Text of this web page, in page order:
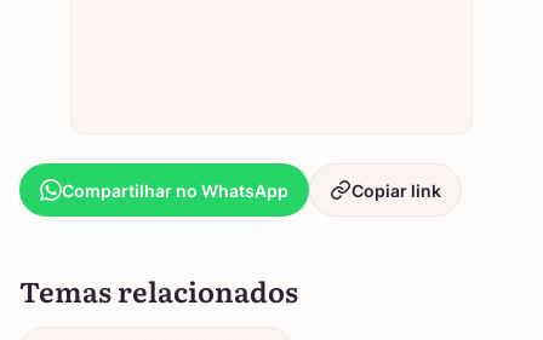
Compartilhar no WhatsApp Copiar link
Temas relacionados